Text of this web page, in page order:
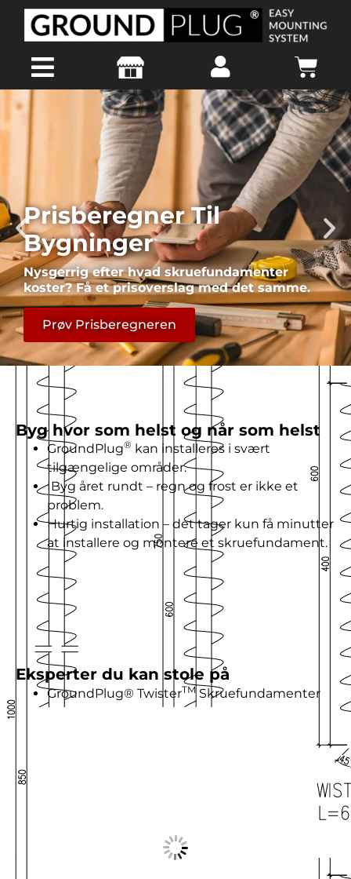
Prisberegner Til
Bygninger
Nysgerrig efter hvad skruefundamenter
koster? Få et prisoverslag med det samme.
Prøv Prisberegneren
Byg hvor som helst og når som helst
GroundPlug® kan installeres i svært
tilgængelige områder.
IByg året rundt – regn og frost er ikke et
problem.
Hurtig installation – det tager kun få minutter
at installere og montere et skruefundament.
Eksperter du kan stole på
GroundPlug® TwisterTM Skruefundamenter